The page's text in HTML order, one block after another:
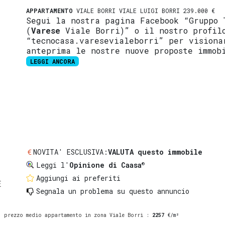
APPARTAMENTO VIALE BORRI VIALE LUIGI BORRI 239.000 €
Segui la nostra pagina Facebook “Gruppo
(Varese Viale Borri)” o il nostro profilo
“tecnocasa.varesevialeborri” per
anteprima le nostre nuove proposte
LEGGI ANCORA
NOVITA' ESCLUSIVA:VALUTA questo immobile
Leggi l' Opinione di Caasa®
Aggiungi ai preferiti
Segnala un problema su questo annuncio
prezzo medio appartamento in zona Viale Borri : 2257 €/m²